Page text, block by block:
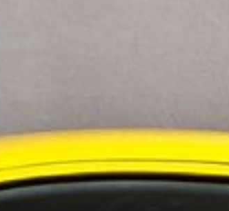
utretts, inklusive
som påtalats åtgärdas.
för att kunna
första gången för